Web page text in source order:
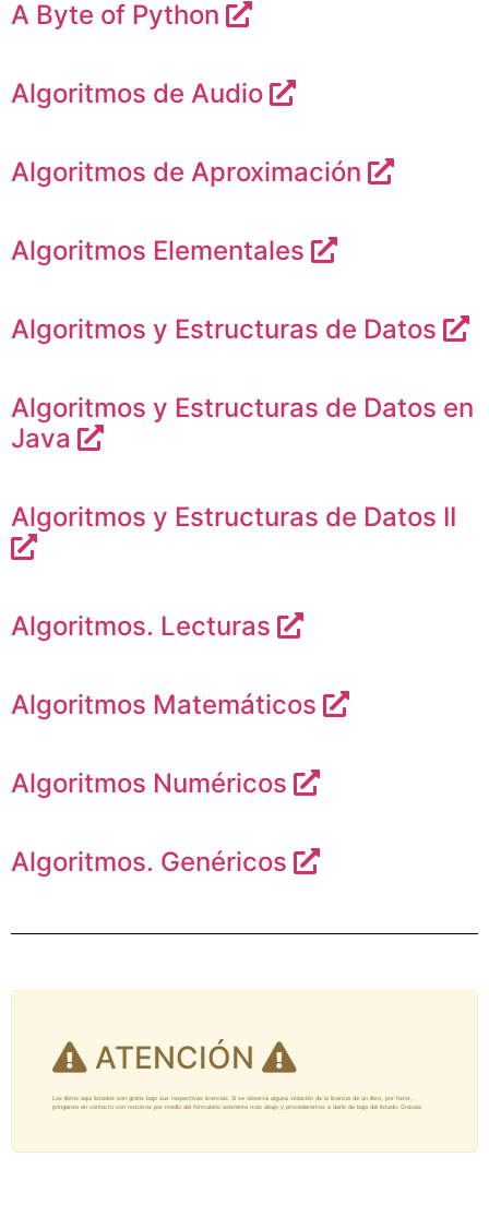
A Byte of Python
Algoritmos de Audio
Algoritmos de Aproximación
Algoritmos Elementales
Algoritmos y Estructuras de Datos
Algoritmos y Estructuras de Datos en
Java
Algoritmos y Estructuras de Datos II
Algoritmos. Lecturas
Algoritmos Matemáticos
Algoritmos Numéricos
Algoritmos. Genéricos
ATENCIÓN
Los libros aquí listados son gratis bajo sus respectivas licencias. Si se observa alguna violación de la licencia de un libro, por favor,
pónganse en contacto con nosotros por medio del formulario existente más abajo y procederemos a darlo de baja del listado. Gracias.